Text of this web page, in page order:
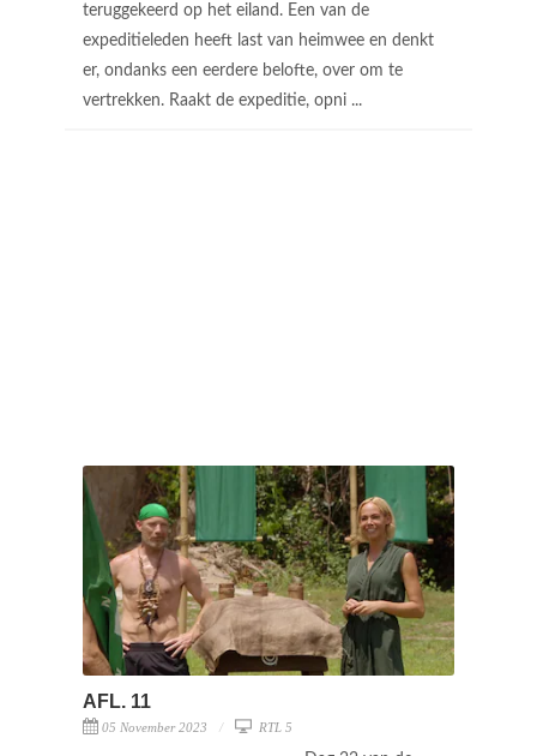
teruggekeerd op het eiland. Een van de
expeditieleden heeft last van heimwee en denkt
er, ondanks een eerdere belofte, over om te
vertrekken. Raakt de expeditie, opni ...
AFL. 11
05 November 2023 RTL 5